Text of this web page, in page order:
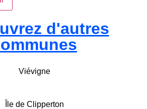
d'autres
Viévigne
Île de Clipperton